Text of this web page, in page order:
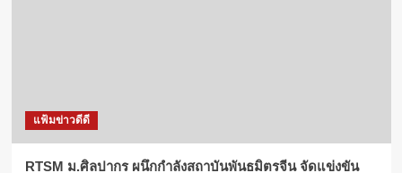
แฟ้มข่าวดีดี
RTSM ม.ศิลปากร ผนึกกำลังสถาบันพันธมิตรจีน จัดแข่งขัน